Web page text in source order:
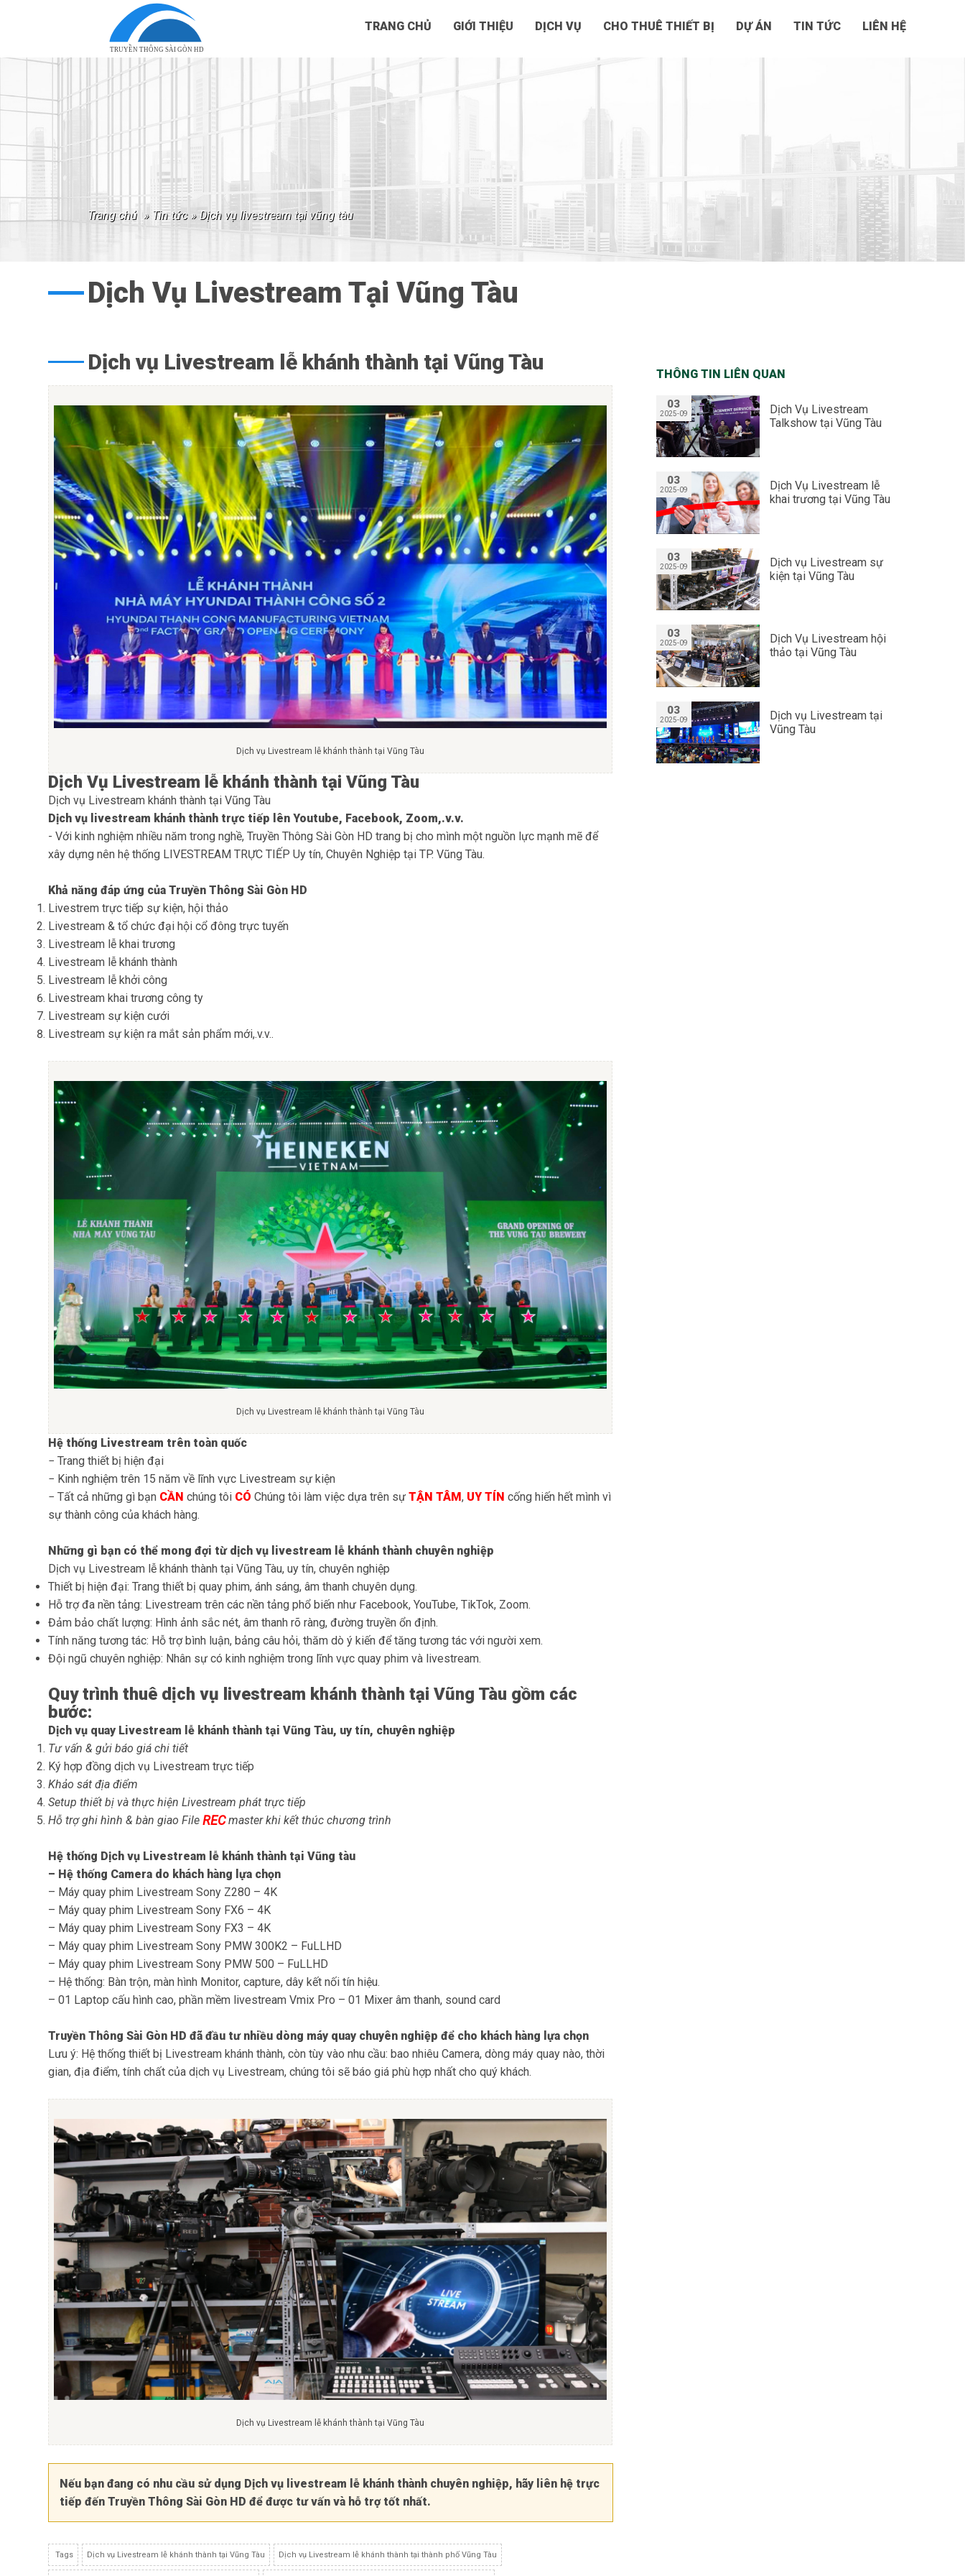
TRUYỀN THÔNG SÀI GÒN HD
TRANG CHỦ GIỚI THIỆU DỊCH VỤ CHO THUÊ THIẾT BỊ DỰ ÁN TIN TỨC LIÊN HỆ
trang chủ » tin tức » dịch vụ livestream tại vũng tàu
Dịch Vụ Livestream Tại Vũng Tàu
Dịch vụ Livestream lễ khánh thành tại Vũng Tàu
Dịch vụ Livestream lễ khánh thành tại Vũng Tàu
Dịch Vụ Livestream lễ khánh thành tại Vũng Tàu
Dịch vụ Livestream khánh thành tại Vũng Tàu
Dịch vụ livestream khánh thành trực tiếp lên Youtube, Facebook, Zoom,.v.v.
- Với kinh nghiệm nhiều năm trong nghề,Truyền Thông Sài Gòn HD trang bị cho mình một nguồn lực mạnh mẽ để
xây dựng nên hệ thống LIVESTREAM TRỰC TIẾP Uy tín, Chuyên Nghiệp tại TP. Vũng Tàu.
Khả năng đáp ứng củaTruyền Thông Sài Gòn HD
Livestrem trực tiếp sự kiện, hội thảo
Livestream & tổ chức đại hội cổ đông trực tuyến
Livestream lễ khai trương
Livestream lễ khánh thành
Livestream lễ khởi công
Livestream khai trương công ty
Livestream sự kiện cưới
Livestream sự kiện ra mắt sản phẩm mới,.v.v..
Dịch vụ Livestream lễ khánh thành tại Vũng Tàu
Hệ thống Livestream trên toàn quốc
− Trang thiết bị hiện đại
− Kinh nghiệm trên 15 năm về lĩnh vực Livestream sự kiện
− Tất cả những gì bạn CẦN chúng tôi CÓ Chúng tôi làm việc dựa trên sựTẬN TÂM, UY TÍN cống hiến hết mình vì
sự thành công của khách hàng.
Những gì bạn có thể mong đợi từ dịch vụ livestream lễ khánh thành chuyên nghiệp
Dịch vụ Livestream lễ khánh thành tại Vũng Tàu, uy tín, chuyên nghiệp
Thiết bị hiện đại: Trang thiết bị quay phim, ánh sáng, âm thanh chuyên dụng.
Hỗ trợ đa nền tảng: Livestream trên các nền tảng phổ biến như Facebook, YouTube, TikTok, Zoom.
Đảm bảo chất lượng: Hình ảnh sắc nét, âm thanh rõ ràng, đường truyền ổn định.
Tính năng tương tác: Hỗ trợ bình luận, bảng câu hỏi, thăm dò ý kiến để tăng tương tác với người xem.
Đội ngũ chuyên nghiệp: Nhân sự có kinh nghiệm trong lĩnh vực quay phim và livestream.
Quy trình thuê dịch vụ livestream khánh thành tại Vũng Tàu gồm các
bước:
Dịch vụ quay Livestream lễ khánh thành tại Vũng Tàu, uy tín, chuyên nghiệp
Tư vấn & gửi báo giá chi tiết
Ký hợp đồngdịch vụ Livestream trực tiếp
Khảo sát địa điểm
Setup thiết bị và thực hiện Livestream phát trực tiếp
Hỗ trợ ghi hình & bàn giao FileRECmaster khi kết thúc chương trình
Hệ thống Dịch vụ Livestream lễ khánh thành tại Vũng tàu
– Hệ thống Camera do khách hàng lựa chọn
– Máy quay phim Livestream Sony Z280 – 4K
– Máy quay phim Livestream Sony FX6 – 4K
– Máy quay phim Livestream Sony FX3 – 4K
– Máy quay phim Livestream Sony PMW 300K2 – FuLLHD
– Máy quay phim Livestream Sony PMW 500 – FuLLHD
– Hệ thống: Bàn trộn, màn hình Monitor, capture, dây kết nối tín hiệu.
– 01 Laptop cấu hình cao, phần mềm livestream Vmix Pro – 01 Mixer âm thanh, sound card
Truyền Thông Sài Gòn HD đã đầu tư nhiều dòng máy quay chuyên nghiệp để cho khách hàng lựa chọn
Lưu ý: Hệ thống thiết bị Livestream khánh thành, còn tùy vào nhu cầu: bao nhiêu Camera, dòng máy quay nào, thời
gian, địa điểm, tính chất của dịch vụ Livestream, chúng tôi sẽ báo giá phù hợp nhất cho quý khách.
Dịch vụ Livestream lễ khánh thành tại Vũng Tàu
Nếu bạn đang có nhu cầu sử dụng Dịch vụ livestream lễ khánh thành chuyên nghiệp, hãy liên hệ trực
tiếp đến Truyền Thông Sài Gòn HD để được tư vấn và hỗ trợ tốt nhất.
Tags Dịch vụ Livestream lễ khánh thành tại Vũng Tàu Dịch vụ Livestream lễ khánh thành tại thành phố Vũng Tàu
THÔNG TIN LIÊN QUAN
03
2025-09
Dịch Vụ Livestream
Talkshow tại Vũng Tàu
03
2025-09
Dịch Vụ Livestream lễ
khai trương tại Vũng Tàu
03
2025-09
Dịch vụ Livestream sự
kiện tại Vũng Tàu
03
2025-09
Dịch Vụ Livestream hội
thảo tại Vũng Tàu
03
2025-09
Dịch vụ Livestream tại
Vũng Tàu